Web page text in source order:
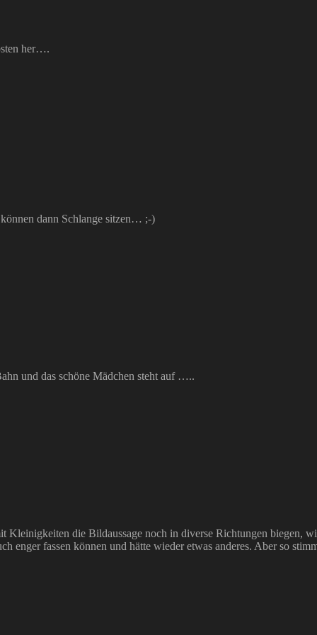
her….
dann Schlange sitzen… ;-)
und das schöne Mädchen steht auf …..
die Bildaussage noch in diverse Richtungen biegen,
enger fassen können und hätte wieder etwas anderes. Aber so